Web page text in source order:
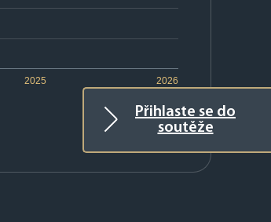
Přihlaste se do
soutěže
2025 2026